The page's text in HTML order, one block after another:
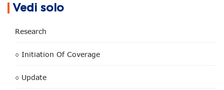
Vedi solo
Research
○ Initiation Of Coverage
○ Update